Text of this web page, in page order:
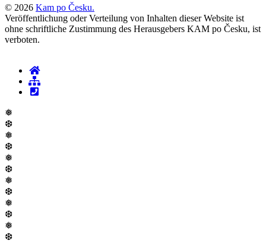
© 2026 Kam po Česku.
Veröffentlichung oder Verteilung von Inhalten dieser Website ist
ohne schriftliche Zustimmung des Herausgebers KAM po Česku, ist
verboten.
❅
❆
❅
❆
❅
❆
❅
❆
❅
❆
❅
❆